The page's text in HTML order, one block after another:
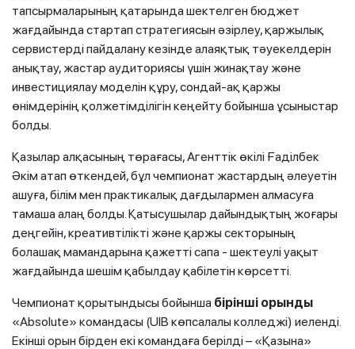
тапсырмаларының қатарында шектелген бюджет
жағдайында стартап стратегиясын әзірлеу, қаржылық
сервистерді пайдалану кезінде алаяқтық тәуекелдерін
анықтау, жастар аудиториясы үшін жинақтау және
инвестициялау моделін құру, сондай-ақ қаржы
өнімдерінің қолжетімділігін кеңейту бойынша ұсыныстар
болды.
Қазылар алқасының төрағасы, Агенттік өкілі Ғаділбек
Әкім атап өткендей, бұл чемпионат жастардың әлеуетін
ашуға, білім мен практикалық дағдылармен алмасуға
тамаша алаң болды. Қатысушылар дайындықтың жоғары
деңгейін, креативтілікті және қаржы секторының
болашақ мамандарына қажетті сапа - шектеулі уақыт
жағдайында шешім қабылдау қабілетін көрсетті.
Чемпионат қорытындысы бойынша бірінші орынды
«Absolute» командасы (UIB көпсалалы колледжі) иеленді.
Екінші орын бірден екі командаға берілді – «Қазына»